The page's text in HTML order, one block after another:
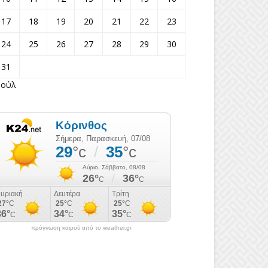
17
18 19 20 21 22
23
24
25 26 27 28 29
30
31
πρόγνωση καιρού από το weather.gr